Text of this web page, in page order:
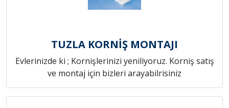
TUZLA KORNİŞ MONTAJI
Evlerinizde ki ; Kornişlerinizi yeniliyoruz. Korniş satış
ve montaj için bizleri arayabilrisiniz